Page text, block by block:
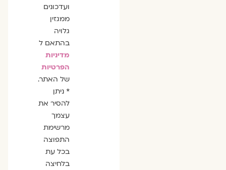
ועדכונים
ממגזין
גלויה
בהתאם ל
מדיניות
הפרטיות
של האתר.
* ניתן
להסיר את
עצמך
מרשימת
התפוצה
בכל עת
בלחיצה